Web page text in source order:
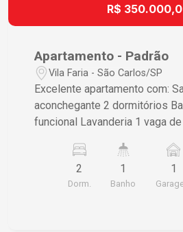
R$
Apartamento - Padrão
Vila Faria - São Carlos/SP
Excelente apartamento com:
aconchegante 2 dormitórios
funcional Lavanderia 1 vaga
praticidade e segurança.
morar ou investir! Entre em
informações e agendar uma
2
Dorm.
1
Banho
1